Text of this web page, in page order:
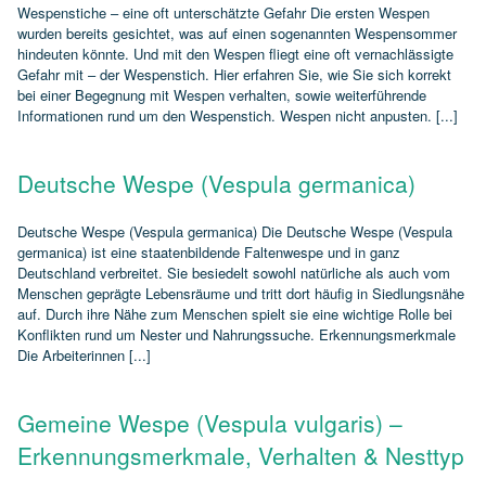
Wespenstiche – eine oft unterschätzte Gefahr Die ersten Wespen
wurden bereits gesichtet, was auf einen sogenannten Wespensommer
hindeuten könnte. Und mit den Wespen fliegt eine oft vernachlässigte
Gefahr mit – der Wespenstich. Hier erfahren Sie, wie Sie sich korrekt
bei einer Begegnung mit Wespen verhalten, sowie weiterführende
Informationen rund um den Wespenstich. Wespen nicht anpusten. [...]
Deutsche Wespe (Vespula germanica)
Deutsche Wespe (Vespula germanica) Die Deutsche Wespe (Vespula
germanica) ist eine staatenbildende Faltenwespe und in ganz
Deutschland verbreitet. Sie besiedelt sowohl natürliche als auch vom
Menschen geprägte Lebensräume und tritt dort häufig in Siedlungsnähe
auf. Durch ihre Nähe zum Menschen spielt sie eine wichtige Rolle bei
Konflikten rund um Nester und Nahrungssuche. Erkennungsmerkmale
Die Arbeiterinnen [...]
Gemeine Wespe (Vespula vulgaris) –
Erkennungsmerkmale, Verhalten & Nesttyp